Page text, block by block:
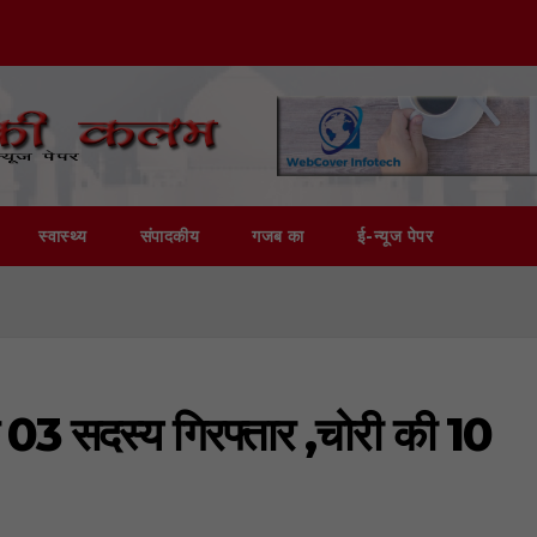
स्वास्थ्य संपादकीय गजब का ई-न्यूज पेपर
03 सदस्य गिरफ्तार ,चोरी की 10